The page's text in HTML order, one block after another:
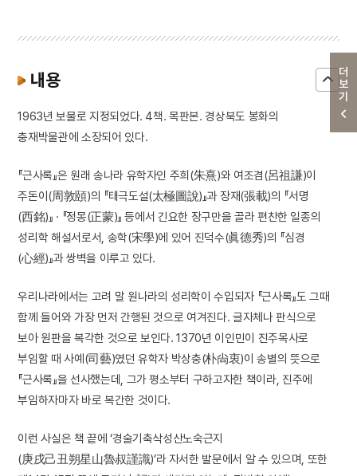
더보기
내용
1963년 보물로 지정되었다. 4책. 목판본. 경상북도 봉화의
충재박물관에 소장되어 있다.
『근사록』은 원래 송나라 유학자인 주희(朱熹)와 여조겸(呂祖謙)이
주돈이(周敦頤)의 『태극도설(太極圖說)』과 장재(張載)의 『서명
(西銘)』 · 『정몽(正蒙)』 등에서 긴요한 장구만을 골라 편찬한 일종의
성리학 해설서로서, 송학(宋學)에 있어 진덕수(眞德秀)의 『심경
(心經)』과 쌍벽을 이루고 있다.
우리나라에서는 고려 말 원나라의 성리학이 수입되자 『근사록』도 그때
함께 들어와 가장 먼저 간행된 것으로 여겨진다. 글자체나 판식으로
보아 원판을 복각한 것으로 보인다. 1370년 이인민이 진주목사로
부임할 때 사예(司藝)였던 유학자 박상충(朴尙衷)이 송별의 뜻으로
『근사록』을 선사했는데, 그가 평소부터 구하고자한 책이라, 진주에
부임하자마자 바로 복간한 것이다.
이런 사실은 책 끝에 ‘경술기축삭성산노숙근지
(庚戌己丑朔星山魯叔謹識)’라 자서한 발문에서 알 수 있으며, 또한